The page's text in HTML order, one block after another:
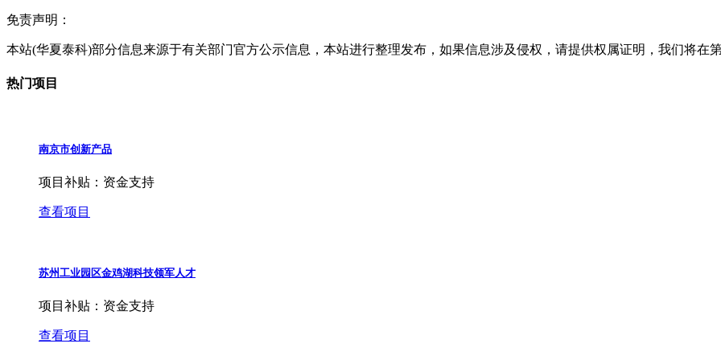
免责声明：
本站(华夏泰科)部分信息来源于有关部门官方公示信息，本站进行整理发布，如果信息涉及侵权，请提供权属证明，我们将在第
热门项目
南京市创新产品
项目补贴： 资金支持
查看项目
苏州工业园区金鸡湖科技领军人才
项目补贴： 资金支持
查看项目